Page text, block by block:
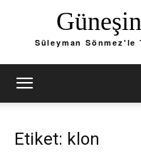
Süleyman
Etiket: klon